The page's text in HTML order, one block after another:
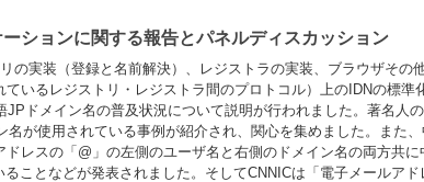
ションに関する報告とパネルディスカッション
の実装（登録と名前解決）、レジストラの実装、ブラウザその
いるレジストリ・レジストラ間のプロトコル）上のIDNの標準
JPドメイン名の普及状況について説明が行われました。著名人
が使用されている事例が紹介され、関心を集めました。また
レスの「@」の左側のユーザ名と右側のドメイン名の両方共に
ことなどが発表されました。そしてCNNICは「電子メールア